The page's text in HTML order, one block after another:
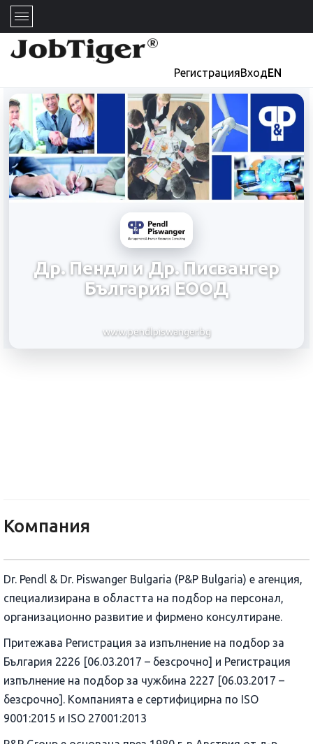
РегистрацияВходEN
Др. Пендл и Др. Писвангер
България ЕООД
www.pendlpiswanger.bg
Компания
Dr. Pendl & Dr. Piswanger Bulgaria (P&P Bulgaria) е агенция,
специализирана в областта на подбор на персонал,
организационно развитие и фирмено консултиране.
Притежава Регистрация за изпълнение на подбор за
България 2226 [06.03.2017 – безсрочно] и Регистрация
изпълнение на подбор за чужбина 2227 [06.03.2017 –
безсрочно]. Компанията е сертифицирна по ISO
9001:2015 и ISO 27001:2013